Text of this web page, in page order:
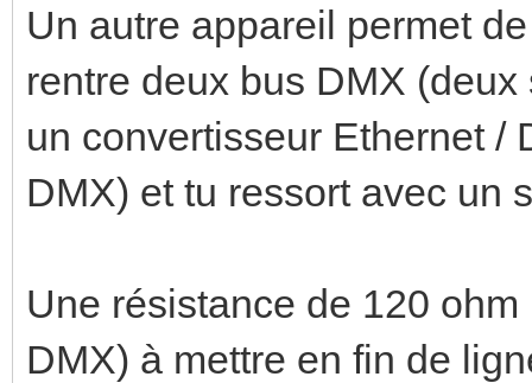
Un autre appareil permet
rentre deux bus DMX
un convertisseur Ethernet /
DMX) et tu ressort avec un
Une résistance de 120
DMX) à mettre en fin de